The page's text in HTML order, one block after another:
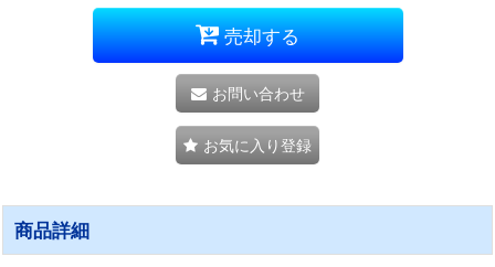
売却する
お問い合わせ
お気に入り登録
商品詳細